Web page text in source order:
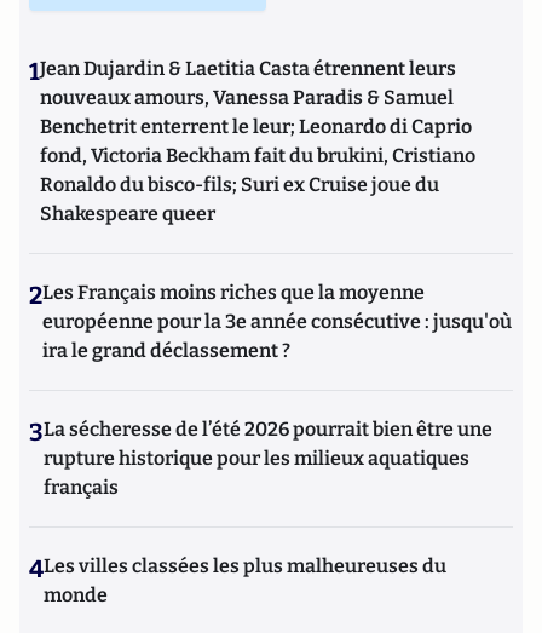
1Jean Dujardin & Laetitia Casta étrennent leurs
nouveaux amours, Vanessa Paradis & Samuel
Benchetrit enterrent le leur; Leonardo di Caprio
fond, Victoria Beckham fait du brukini, Cristiano
Ronaldo du bisco-fils; Suri ex Cruise joue du
Shakespeare queer
2Les Français moins riches que la moyenne
européenne pour la 3e année consécutive : jusqu'où
ira le grand déclassement ?
3La sécheresse de l’été 2026 pourrait bien être une
rupture historique pour les milieux aquatiques
français
4Les villes classées les plus malheureuses du
monde